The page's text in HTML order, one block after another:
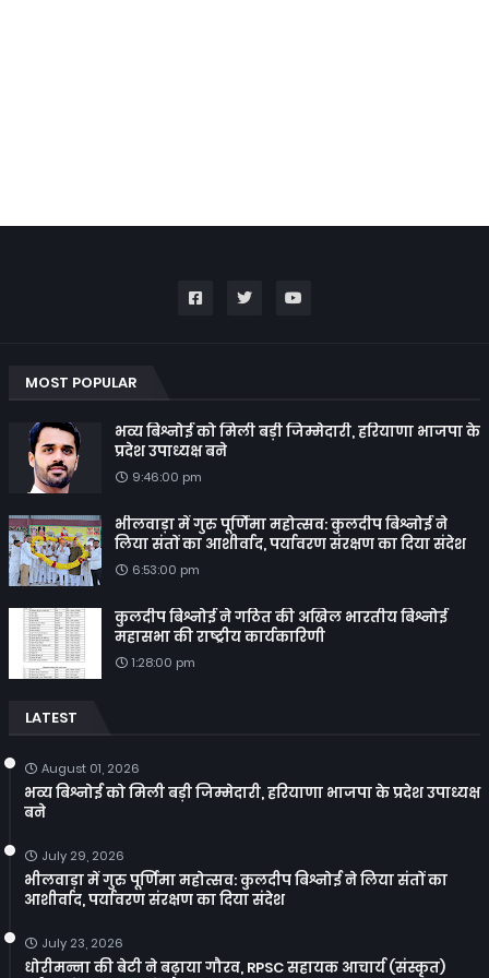
MOST POPULAR
भव्य बिश्नोई को मिली बड़ी जिम्मेदारी, हरियाणा भाजपा के
प्रदेश उपाध्यक्ष बने
9:46:00 pm
भीलवाड़ा में गुरु पूर्णिमा महोत्सव: कुलदीप बिश्नोई ने
लिया संतों का आशीर्वाद, पर्यावरण संरक्षण का दिया संदेश
6:53:00 pm
कुलदीप बिश्नोई ने गठित की अखिल भारतीय बिश्नोई
महासभा की राष्ट्रीय कार्यकारिणी
1:28:00 pm
LATEST
August 01, 2026
भव्य बिश्नोई को मिली बड़ी जिम्मेदारी, हरियाणा भाजपा के प्रदेश उपाध्यक्ष
बने
July 29, 2026
भीलवाड़ा में गुरु पूर्णिमा महोत्सव: कुलदीप बिश्नोई ने लिया संतों का
आशीर्वाद, पर्यावरण संरक्षण का दिया संदेश
July 23, 2026
धोरीमन्ना की बेटी ने बढ़ाया गौरव, RPSC सहायक आचार्य (संस्कृत)